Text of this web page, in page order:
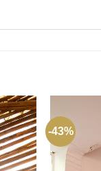
-43%